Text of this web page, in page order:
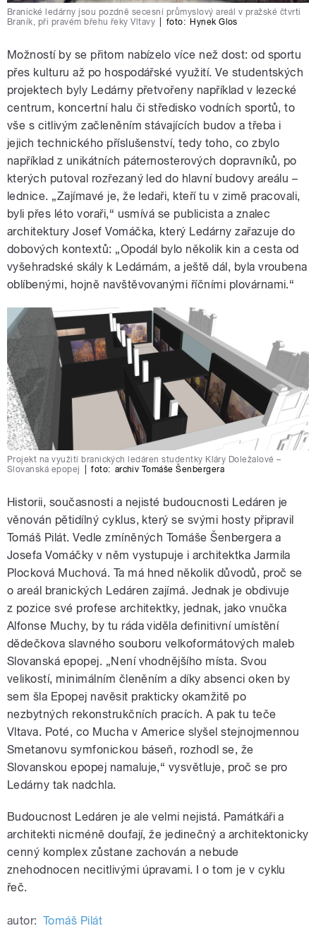
Branické ledárny jsou pozdně secesní průmyslový areál v pražské čtvrti
Braník, při pravém břehu řeky Vltavy
foto: Hynek Glos
Možností by se přitom nabízelo více než dost: od sportu
přes kulturu až po hospodářské využití. Ve studentských
projektech byly Ledárny přetvořeny například v lezecké
centrum, koncertní halu či středisko vodních sportů, to
vše s citlivým začleněním stávajících budov a třeba i
jejich technického příslušenství, tedy toho, co zbylo
například z unikátních páternosterových dopravníků, po
kterých putoval rozřezaný led do hlavní budovy areálu –
lednice. „Zajímavé je, že ledaři, kteří tu v zimě pracovali,
byli přes léto voraři,“ usmívá se publicista a znalec
architektury Josef Vomáčka, který Ledárny zařazuje do
dobových kontextů: „Opodál bylo několik kin a cesta od
vyšehradské skály k Ledárnám, a ještě dál, byla vroubena
oblíbenými, hojně navštěvovanými říčními plovárnami.“
Projekt na využití branických ledáren studentky Kláry Doležalové –
Slovanská epopej
foto: archiv Tomáše Šenbergera
Historii, současnosti a nejisté budoucnosti Ledáren je
věnován pětidílný cyklus, který se svými hosty připravil
Tomáš Pilát. Vedle zmíněných Tomáše Šenbergera a
Josefa Vomáčky v něm vystupuje i architektka Jarmila
Plocková Muchová. Ta má hned několik důvodů, proč se
o areál branických Ledáren zajímá. Jednak je obdivuje
z pozice své profese architektky, jednak, jako vnučka
Alfonse Muchy, by tu ráda viděla definitivní umístění
dědečkova slavného souboru velkoformátových maleb
Slovanská epopej. „Není vhodnějšího místa. Svou
velikostí, minimálním členěním a díky absenci oken by
sem šla Epopej navěsit prakticky okamžitě po
nezbytných rekonstrukčních pracích. A pak tu teče
Vltava. Poté, co Mucha v Americe slyšel stejnojmennou
Smetanovu symfonickou báseň, rozhodl se, že
Slovanskou epopej namaluje,“ vysvětluje, proč se pro
Ledárny tak nadchla.
Budoucnost Ledáren je ale velmi nejistá. Památkáři a
architekti nicméně doufají, že jedinečný a architektonicky
cenný komplex zůstane zachován a nebude
znehodnocen necitlivými úpravami. I o tom je v cyklu
řeč.
autor: Tomáš Pilát